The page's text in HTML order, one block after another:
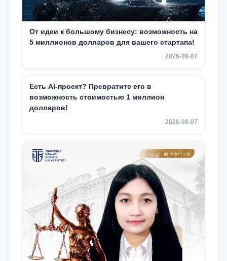
От идеи к большому бизнесу: возможность на
5 миллионов долларов для вашего стартапа!
2026-08-07
Есть AI-проект? Превратите его в
возможность стоимостью 1 миллион
долларов!
2026-08-07